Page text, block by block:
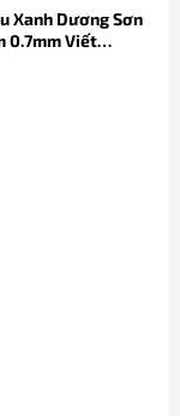
Xanh Dương Sơn
0.7mm Viết
Hộp Quà